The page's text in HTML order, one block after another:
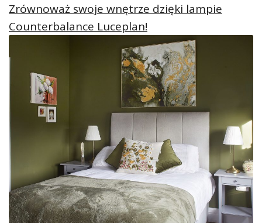
Zrównoważ swoje wnętrze dzięki lampie
Counterbalance Luceplan!